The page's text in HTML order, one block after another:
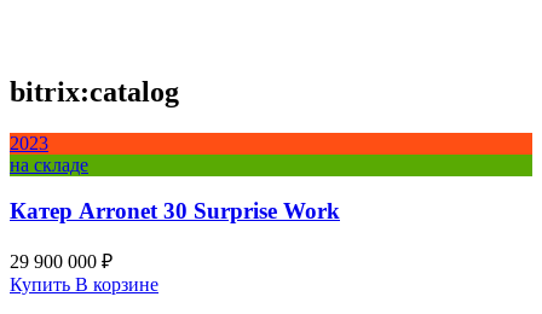
bitrix:catalog
2023
на складе
Катер Arronet 30 Surprise Work
29 900 000 ₽
Купить В корзине